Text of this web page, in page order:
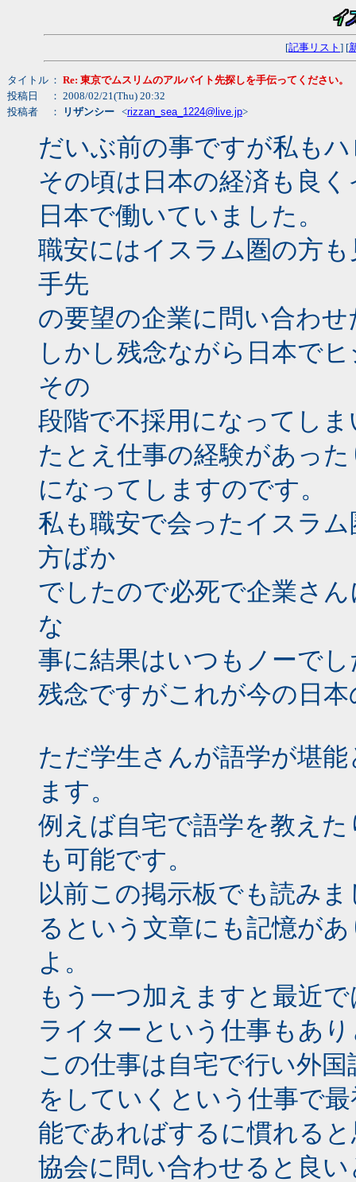
[記事リスト ] [
タイトル ： Re: 東京でムスリムのアルバイト先探しを手伝ってください。
投稿日
： 2008/02/21(Thu) 20:32
投稿者
： リザンシー <rizzan_sea_1224@live.jp>
だいぶ前の事ですが私も
その頃は日本の経済も良
日本で働いていました。
職安にはイスラム圏の方
手先
の要望の企業に問い合わ
しかし残念ながら日本で
その
段階で不採用になってし
たとえ仕事の経験があっ
になってしますのです。
私も職安で会ったイスラ
方ばか
でしたので必死で企業さ
な
事に結果はいつもノーでし
残念ですがこれが今の日
ただ学生さんが語学が堪
ます。
例えば自宅で語学を教え
も可能です。
以前この掲示板でも読み
るという文章にも記憶が
よ。
もう一つ加えますと最近
ライターという仕事もあ
この仕事は自宅で行い外
をしていくという仕事で
能であればするに慣れる
協会に問い合わせると良